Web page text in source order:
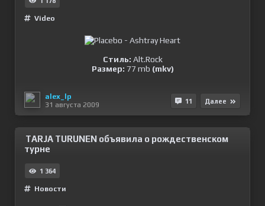
Video
Стиль: Alt.Rock
Размер: 77 mb (mkv)
alex_lp
31 августа 2009
11 Далее
TARJA TURUNEN объявила о рождественском
турне
1 364
Новости